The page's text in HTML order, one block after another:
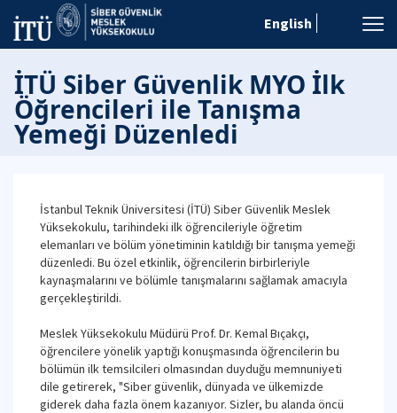
English
İTÜ Siber Güvenlik MYO İlk
Öğrencileri ile Tanışma
Yemeği Düzenledi
İstanbul Teknik Üniversitesi (İTÜ) Siber Güvenlik Meslek
Yüksekokulu, tarihindeki ilk öğrencileriyle öğretim
elemanları ve bölüm yönetiminin katıldığı bir tanışma yemeği
düzenledi. Bu özel etkinlik, öğrencilerin birbirleriyle
kaynaşmalarını ve bölümle tanışmalarını sağlamak amacıyla
gerçekleştirildi.
Meslek Yüksekokulu Müdürü Prof. Dr. Kemal Bıçakçı,
öğrencilere yönelik yaptığı konuşmasında öğrencilerin bu
bölümün ilk temsilcileri olmasından duyduğu memnuniyeti
dile getirerek, "Siber güvenlik, dünyada ve ülkemizde
giderek daha fazla önem kazanıyor. Sizler, bu alanda öncü